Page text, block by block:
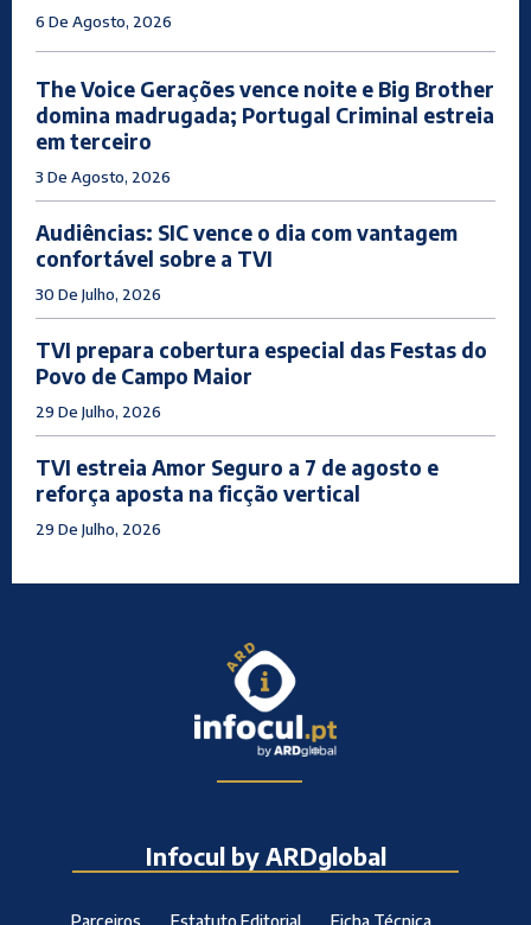
6 De Agosto, 2026
The Voice Gerações vence noite e Big Brother
domina madrugada; Portugal Criminal estreia
em terceiro
3 De Agosto, 2026
Audiências: SIC vence o dia com vantagem
confortável sobre a TVI
30 De Julho, 2026
TVI prepara cobertura especial das Festas do
Povo de Campo Maior
29 De Julho, 2026
TVI estreia Amor Seguro a 7 de agosto e
reforça aposta na ficção vertical
29 De Julho, 2026
Infocul by ARDglobal
Parceiros Estatuto Editorial Ficha Técnica